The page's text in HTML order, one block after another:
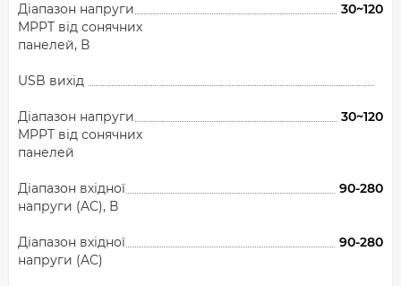
Діапазон напруги
MPPT від сонячних
панелей, В
30~120
USB вихід
Діапазон напруги
MPPT від сонячних
панелей
30~120
Діапазон вхідної
напруги (AC), В
90-280
Діапазон вхідної
напруги (AC)
90-280